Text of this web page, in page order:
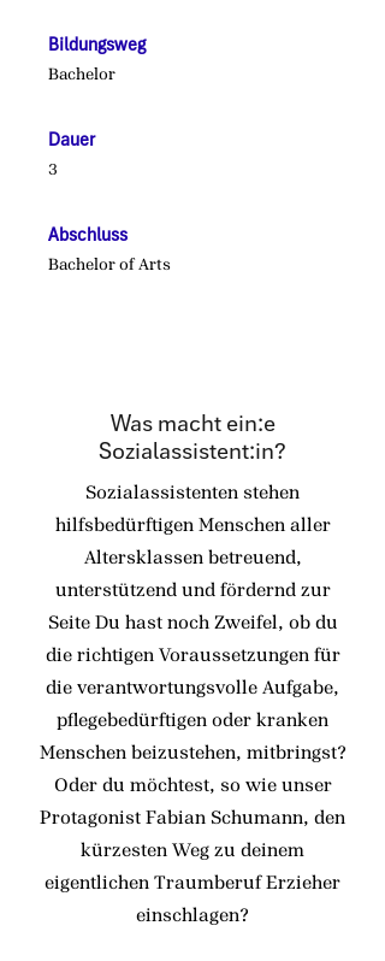
Bildungsweg
Bachelor
Dauer
3
Abschluss
Bachelor of Arts
Was macht ein:e
Sozialassistent:in?
Sozialassistenten stehen
hilfsbedürftigen Menschen aller
Altersklassen betreuend,
unterstützend und fördernd zur
Seite Du hast noch Zweifel, ob du
die richtigen Voraussetzungen für
die verantwortungsvolle Aufgabe,
pflegebedürftigen oder kranken
Menschen beizustehen, mitbringst?
Oder du möchtest, so wie unser
Protagonist Fabian Schumann, den
kürzesten Weg zu deinem
eigentlichen Traumberuf Erzieher
einschlagen?